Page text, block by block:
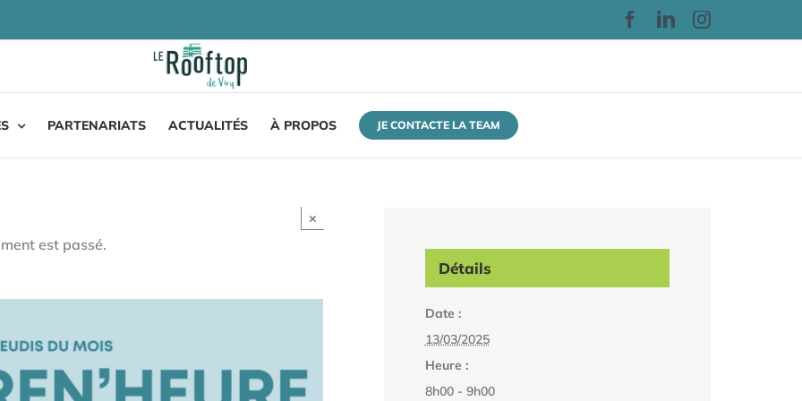
Facebook
LinkedInInstagram
PARTENARIATS ACTUALITÉS À PROPOS JE CONTACTE LA TEAM
est passé.
×
Détails
Date :
13/03/2025
Heure :
8h00 - 9h00